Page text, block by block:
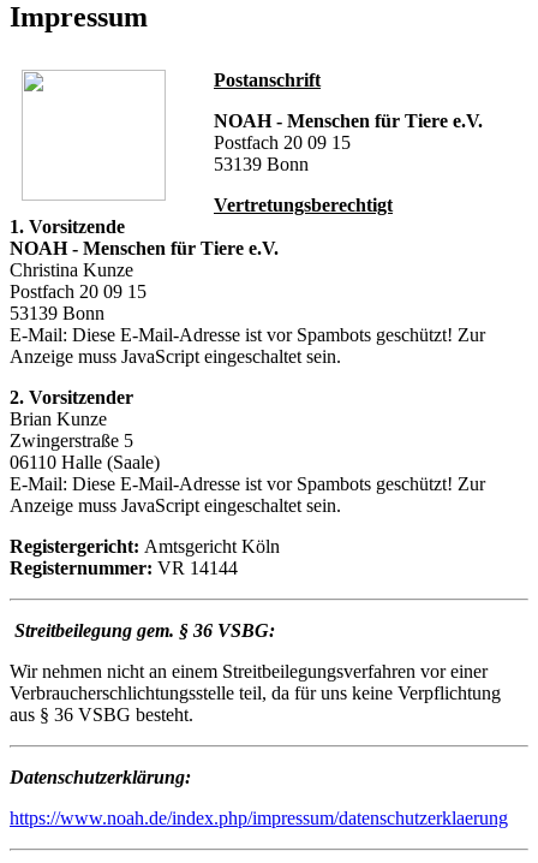
Impressum
Postanschrift
NOAH - Menschen für Tiere e.V.
Postfach 20 09 15
53139 Bonn
Vertretungsberechtigt
1. Vorsitzende
NOAH - Menschen für Tiere e.V.
Christina Kunze
Postfach 20 09 15
53139 Bonn
E-Mail: Diese E-Mail-Adresse ist vor Spambots geschützt! Zur
Anzeige muss JavaScript eingeschaltet sein.
2. Vorsitzender
Brian Kunze
Zwingerstraße 5
06110 Halle (Saale)
E-Mail: Diese E-Mail-Adresse ist vor Spambots geschützt! Zur
Anzeige muss JavaScript eingeschaltet sein.
Registergericht: Amtsgericht Köln
Registernummer: VR 14144
Streitbeilegung gem. § 36 VSBG:
Wir nehmen nicht an einem Streitbeilegungsverfahren vor einer
Verbraucherschlichtungsstelle teil, da für uns keine Verpflichtung
aus § 36 VSBG besteht.
Datenschutzerklärung:
https://www.noah.de/index.php/impressum/datenschutzerklaerung